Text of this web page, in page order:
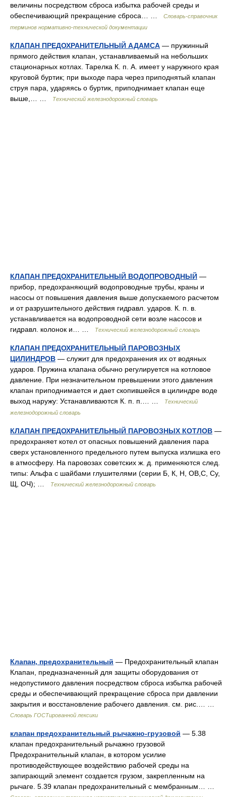
величины посредством сброса избытка рабочей среды и
обеспечивающий прекращение сброса… …
Словарь-справочник
терминов нормативно-технической документации
КЛАПАН ПРЕДОХРАНИТЕЛЬНЫЙ АДАМСА — пружинный
прямого действия клапан, устанавливаемый на небольших
стационарных котлах. Тарелка К. п. А. имеет у наружного края
круговой буртик; при выходе пара через приподнятый клапан
струя пара, ударяясь о буртик, приподнимает клапан еще
выше,… …
Технический железнодорожный словарь
КЛАПАН ПРЕДОХРАНИТЕЛЬНЫЙ ВОДОПРОВОДНЫЙ —
прибор, предохраняющий водопроводные трубы, краны и
насосы от повышения давления выше допускаемого расчетом
и от разрушительного действия гидравл. ударов. К. п. в.
устанавливается на водопроводной сети возле насосов и
гидравл. колонок и… …
Технический железнодорожный словарь
КЛАПАН ПРЕДОХРАНИТЕЛЬНЫЙ ПАРОВОЗНЫХ
ЦИЛИНДРОВ — служит для предохранения их от водяных
ударов. Пружина клапана обычно регулируется на котловое
давление. При незначительном превышении этого давления
клапан приподнимается и дает скопившейся в цилиндре воде
выход наружу: Устанавливаются К. п. п.… …
Технический
железнодорожный словарь
КЛАПАН ПРЕДОХРАНИТЕЛЬНЫЙ ПАРОВОЗНЫХ КОТЛОВ —
предохраняет котел от опасных повышений давления пара
сверх установленного предельного путем выпуска излишка его
в атмосферу. На паровозах советских ж. д. применяются след.
типы: Альфа с шайбами глушителями (серии Б, К, Н, ОВ,С, Су,
Щ, ОЧ); …
Технический железнодорожный словарь
Клапан, предохранительный — Предохранительный клапан
Клапан, предназначенный для защиты оборудования от
недопустимого давления посредством сброса избытка рабочей
среды и обеспечивающий прекращение сброса при давлении
закрытия и восстановление рабочего давления. см. рис.… …
Словарь ГОСТированной лексики
клапан предохранительный рычажно-грузовой — 5.38
клапан предохранительный рычажно грузовой
Предохранительный клапан, в котором усилие
противодействующее воздействию рабочей среды на
запирающий элемент создается грузом, закрепленным на
рычаге. 5.39 клапан предохранительный с мембранным… …